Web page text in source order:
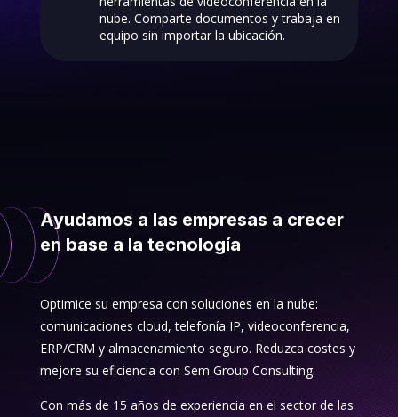
nube. Comparte documentos y trabaja en
equipo sin importar la ubicación.
Ayudamos a las empresas a crecer
en base a la tecnología
Optimice su empresa con soluciones en la nube:
comunicaciones cloud, telefonía IP, videoconferencia,
ERP/CRM y almacenamiento seguro. Reduzca costes y
mejore su eficiencia con Sem Group Consulting.
Con más de 15 años de experiencia en el sector de las